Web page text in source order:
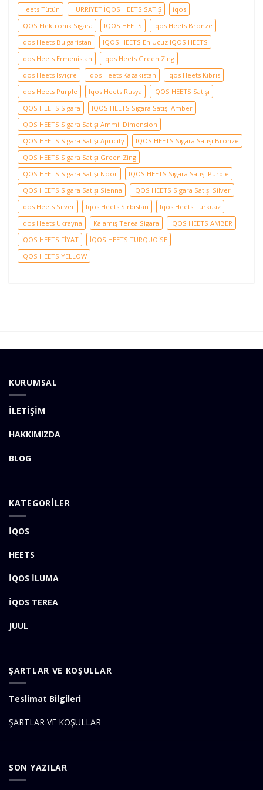
Heets Tütün
HÜRRİYET İQOS HEETS SATIŞ
iqos
IQOS Elektronik Sigara
IQOS HEETS
Iqos Heets Bronze
Iqos Heets Bulgaristan
IQOS HEETS En Ucuz IQOS HEETS
Iqos Heets Ermenistan
Iqos Heets Green Zing
Iqos Heets Isviçre
Iqos Heets Kazakistan
Iqos Heets Kıbrıs
Iqos Heets Purple
Iqos Heets Rusya
IQOS HEETS Satışı
IQOS HEETS Sigara
IQOS HEETS Sigara Satışı Amber
IQOS HEETS Sigara Satışı Ammil Dimension
IQOS HEETS Sigara Satışı Apricity
IQOS HEETS Sigara Satışı Bronze
IQOS HEETS Sigara Satışı Green Zing
IQOS HEETS Sigara Satışı Noor
IQOS HEETS Sigara Satışı Purple
IQOS HEETS Sigara Satışı Sienna
IQOS HEETS Sigara Satışı Silver
Iqos Heets Silver
Iqos Heets Sırbistan
Iqos Heets Turkuaz
Iqos Heets Ukrayna
Kalamış Terea Sigara
İQOS HEETS AMBER
İQOS HEETS FİYAT
İQOS HEETS TURQUOİSE
İQOS HEETS YELLOW
KURUMSAL
İLETİŞİM
HAKKIMIZDA
BLOG
KATEGORİLER
İQOS
HEETS
İQOS İLUMA
İQOS TEREA
JUUL
ŞARTLAR VE KOŞULLAR
Teslimat Bilgileri
ŞARTLAR VE KOŞULLAR
SON YAZILAR